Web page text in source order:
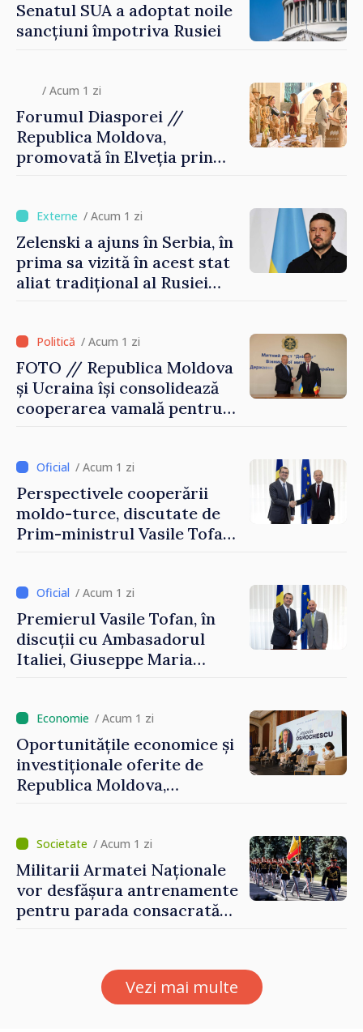
Senatul SUA a adoptat noile
sancțiuni împotriva Rusiei
/ Acum 1 zi
Forumul Diasporei //
Republica Moldova,
promovată în Elveția prin
/ Acum 1 zi
Zelenski a ajuns în Serbia, în
prima sa vizită în acest stat
aliat tradițional al Rusiei
/ Acum 1 zi
FOTO // Republica Moldova
și Ucraina își consolidează
cooperarea vamală pentru
Reuniune la Moghiliov-
Podolsk
/ Acum 1 zi
Perspectivele cooperării
moldo-turce, discutate de
Prim-ministrul Vasile Tofan
/ Acum 1 zi
Premierul Vasile Tofan, în
discuții cu Ambasadorul
Italiei, Giuseppe Maria
/ Acum 1 zi
Oportunitățile economice și
investiționale oferite de
Republica Moldova,
Forumul Diasporei
/ Acum 1 zi
Militarii Armatei Naționale
vor desfășura antrenamente
pentru parada consacrată
Vezi mai multe